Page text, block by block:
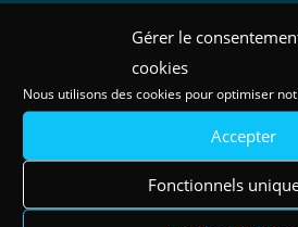
Gérer le
cookies
Nous utilisons des cookies pour optimiser
Accepter
Fonctionnels
Meuble TV 100%
CRÉER MON
NOS